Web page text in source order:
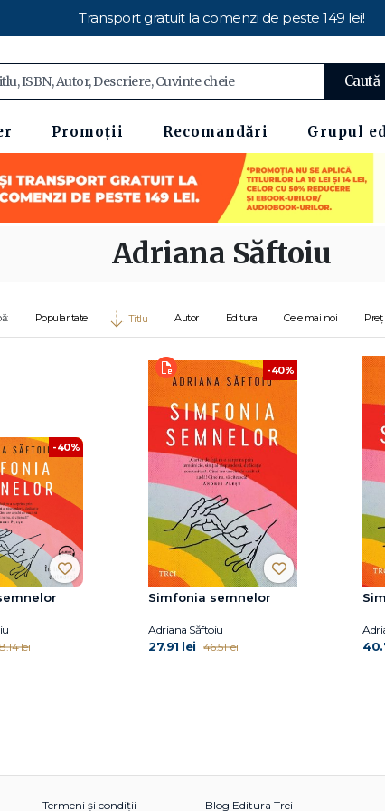
Transport gratuit la comenzi de peste 149 lei!
Caută
Promoții Recomandări Grupul
Adriana Săftoiu
Popularitate Titlu Autor Editura Cele mai noi Preț
-40%
lei
-40%
Simfonia semnelor
Adriana Săftoiu
27.91 lei 46.51 lei
Termeni și condiții Blog Editura Trei